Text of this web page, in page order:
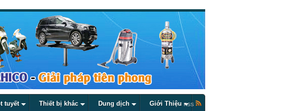
tuyết Thiết bị khác Dung dịch Giới Thiệu RSS